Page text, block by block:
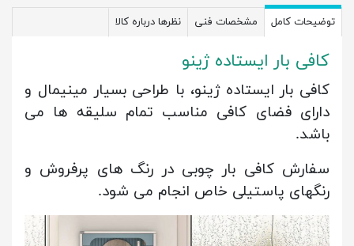
توضیحات کامل مشخصات فنی نظرها درباره کالا
کافی بار ایستاده ژینو
کافی بار ایستاده ژینو، با طراحی بسیار مینیمال و
دارای فضای کافی مناسب تمام سلیقه ها می
باشد.
سفارش کافی بار چوبی در رنگ های پرفروش و
رنگهای پاستیلی خاص انجام می شود.